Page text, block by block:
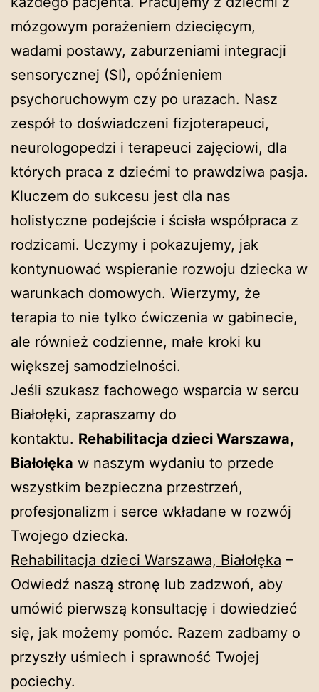
mózgowym porażeniem dziecięcym,
wadami postawy, zaburzeniami integracji
sensorycznej (SI), opóźnieniem
psychoruchowym czy po urazach. Nasz
zespół to doświadczeni fizjoterapeuci,
neurologopedzi i terapeuci zajęciowi, dla
których praca z dziećmi to prawdziwa pasja.
Kluczem do sukcesu jest dla nas
holistyczne podejście i ścisła współpraca z
rodzicami. Uczymy i pokazujemy, jak
kontynuować wspieranie rozwoju dziecka w
warunkach domowych. Wierzymy, że
terapia to nie tylko ćwiczenia w gabinecie,
ale również codzienne, małe kroki ku
większej samodzielności.
Jeśli szukasz fachowego wsparcia w sercu
Białołęki, zapraszamy do
kontaktu. Rehabilitacja dzieci Warszawa,
Białołęka w naszym wydaniu to przede
wszystkim bezpieczna przestrzeń,
profesjonalizm i serce wkładane w rozwój
Twojego dziecka.
Rehabilitacja dzieci Warszawa, Białołęka –
Odwiedź naszą stronę lub zadzwoń, aby
umówić pierwszą konsultację i dowiedzieć
się, jak możemy pomóc. Razem zadbamy o
przyszły uśmiech i sprawność Twojej
pociechy.